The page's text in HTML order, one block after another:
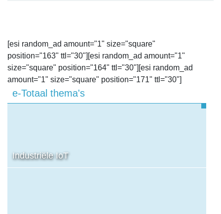
[esi random_ad amount="1" size="square"
position="163" ttl="30"][esi random_ad amount="1"
size="square" position="164" ttl="30"][esi random_ad
amount="1" size="square" position="171" ttl="30"]
e-Totaal thema's
Industriële IoT